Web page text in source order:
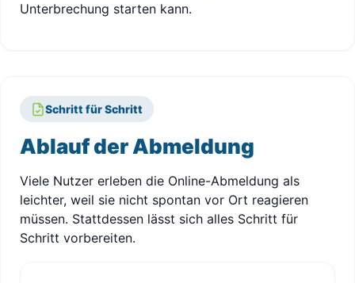
Unterbrechung starten kann.
Schritt für Schritt
Ablauf der Abmeldung
Viele Nutzer erleben die Online-Abmeldung als
leichter, weil sie nicht spontan vor Ort reagieren
müssen. Stattdessen lässt sich alles Schritt für
Schritt vorbereiten.